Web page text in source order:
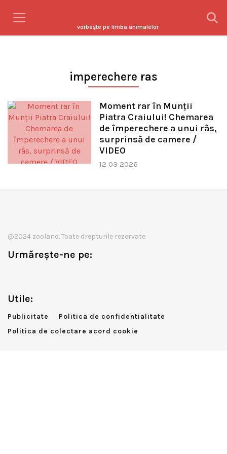
vorbeşte pe limba animalelor
imperechere ras
Moment rar în Munții
Piatra Craiului! Chemarea
de împerechere a unui râs,
surprinsă de camere /
VIDEO
12 03 2026
@2024 zooland. Toate drepturile rezervate
Urmărește-ne pe:
Utile:
Publicitate
Politica de confidentialitate
Politica de colectare acord cookie